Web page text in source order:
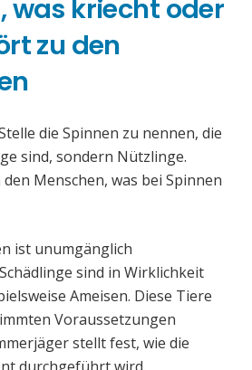
was kriecht oder
zu den
die Spinnen zu nennen, die
sind, sondern Nützlinge.
Menschen, was bei Spinnen
ist unumgänglich
sind in Wirklichkeit
Ameisen. Diese Tiere
Voraussetzungen
stellt fest, wie die